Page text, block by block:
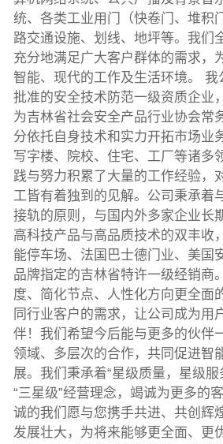
统、各类工业用门（快卷门、堆积
路交通设施、划线、地坪等。我们
充分地满足广大客户群体的需求，
智能、现代的工作及生活环境。 我
批准的安全技术防范一级资质企业
为吉林省社会安全产品行业协会常
分依托自身技术和实力开拓市场业
写字楼、院校、住宅、工厂等诸多
践与努力积累了大量的工作经验，
工皆有着独到的见解。公司秉承着
接轨的原则，与国内外多家企业长
高科技产品与高品质技术的双丰收
能停车场、法国巴士德门业、美国
品牌指定的吉林省特许一级经销商
度、简化节点、人性化方向更全面
同行业客户的需求，让公司成为用
伴！我们希望今后能与更多的伙伴
领域、多层次的合作，共同促进智
展。我们秉承着“星级质量，星级
“三星级”经营理念，竭诚为更多的
诚的我们愿与您携手共进、共创辉
发展壮大，为将来能够更全面、更